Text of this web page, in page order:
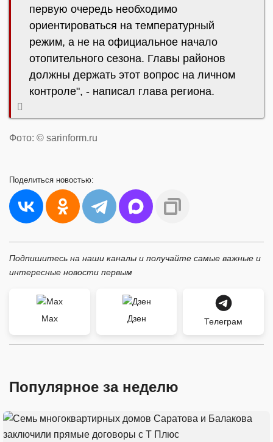
первую очередь необходимо
ориентироваться на температурный
режим, а не на официальное начало
отопительного сезона. Главы районов
должны держать этот вопрос на личном
контроле", - написал глава региона.
Фото: © sarinform.ru
Поделиться новостью:
Подпишитесь на наши каналы и получайте самые важные и
интересные новости первым
Max Дзен Телеграм
Популярное за неделю